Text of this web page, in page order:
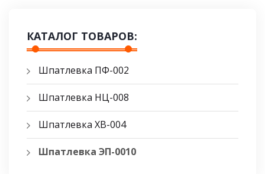
КАТАЛОГ ТОВАРОВ:
Шпатлевка ПФ-002
Шпатлевка НЦ-008
Шпатлевка ХВ-004
Шпатлевка ЭП-0010